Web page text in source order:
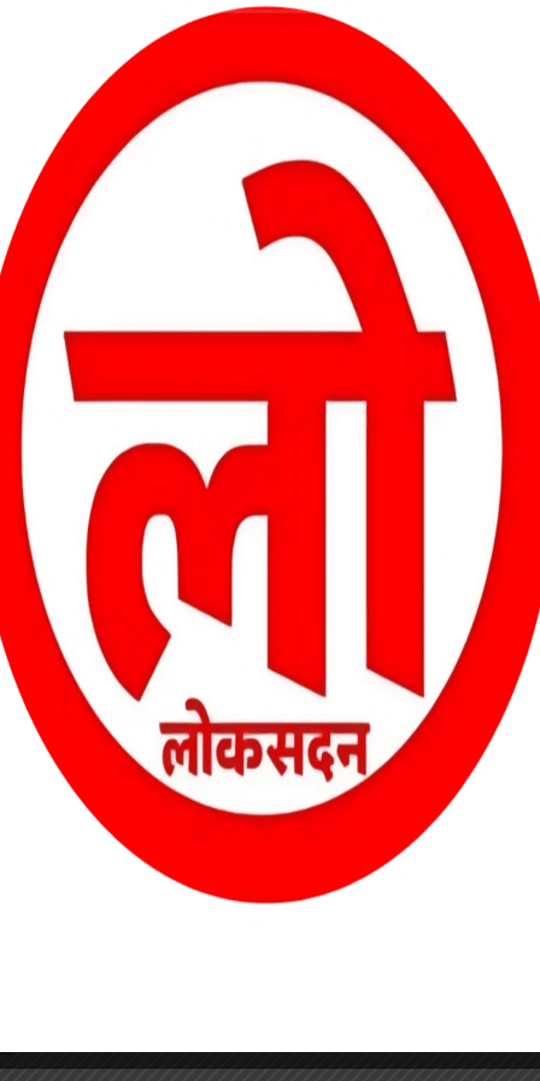
बिना स्थल पर पहुँचे कर दिया गया, या तकनीकी स्टाफ की
कमरे में खर्च कर दी। यह योजना के नियमों और स्वीकृत निर्माण मानकों का
टैगिंग संभव नहीं।”
उनके खिलाफ गंभीर संदेह खड़ा करता है।
भी नहीं। ग्रामीणों का आरोप है कि यह सामान्य गलती नहीं, बल्कि “बड़ा